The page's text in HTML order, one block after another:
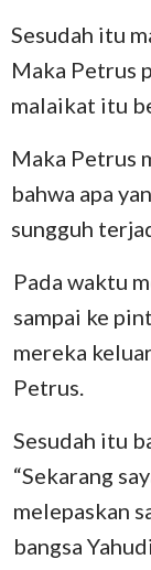
Mikha
Habakuk
Maleakhi
Sesudah itu
Maka Petrus
malaikat itu
Maka Petrus
bahwa apa
sungguh
Pada waktu
sampai ke
mereka
Petrus.
Sesudah itu
“Sekarang
melepaskan
bangsa